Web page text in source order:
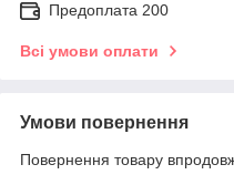
Предоплата 200
Всі умови оплати
Умови повернення
Повернення товару